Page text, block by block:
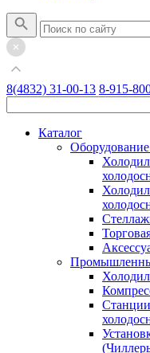
8(4832) 31-00-13 8-915-
Каталог